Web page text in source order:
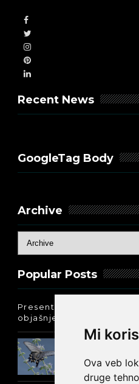
Mi
Ova veb
druge
Recent News
GoogleTag Body
Archive
Popular Posts
Present Perfect Simple -
objašnjenje :-)